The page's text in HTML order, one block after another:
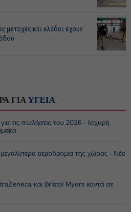
μετοχές και κλάδοι έχουν
ΓΙΑΥΓΕΙΑ
τις πωλήσεις του 2026 - Ισχυρή
αεροδρόμια της χώρας - Νέο
και Bristol Myers κοντά σε